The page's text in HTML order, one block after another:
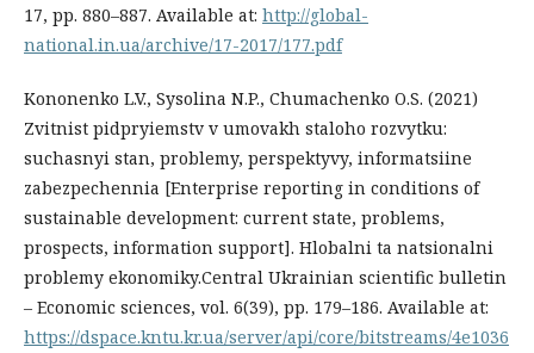
17, pp. 880–887. Available at: http://global-
national.in.ua/archive/17-2017/177.pdf
Kononenko L.V., Sysolina N.P., Chumachenko O.S. (2021)
Zvitnist pidpryiemstv v umovakh staloho rozvytku:
suchasnyi stan, problemy, perspektyvy, informatsiine
zabezpechennia [Enterprise reporting in conditions of
sustainable development: current state, problems,
prospects, information support]. Hlobalni ta natsionalni
problemy ekonomiky.Central Ukrainian scientific bulletin
– Economic sciences, vol. 6(39), pp. 179–186. Available at:
https://dspace.kntu.kr.ua/server/api/core/bitstreams/4e1036